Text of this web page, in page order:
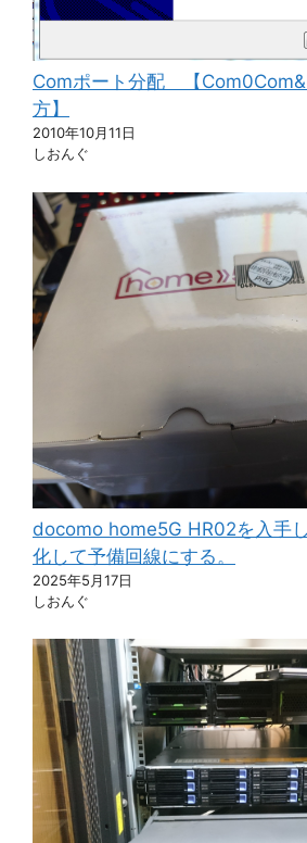
Comポート分配 【
方】
2010年10月11日
しおんぐ
docomo home5G HR02を入手
化して予備回線にする。
2025年5月17日
しおんぐ